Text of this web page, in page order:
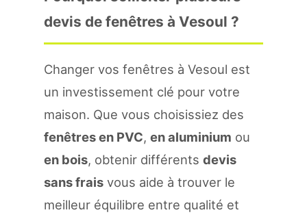
devis de fenêtres à Vesoul ?
Changer vos fenêtres à Vesoul est
un investissement clé pour votre
maison. Que vous choisissiez des
fenêtres en PVC, en aluminium ou
en bois, obtenir différents devis
sans frais vous aide à trouver le
meilleur équilibre entre qualité et